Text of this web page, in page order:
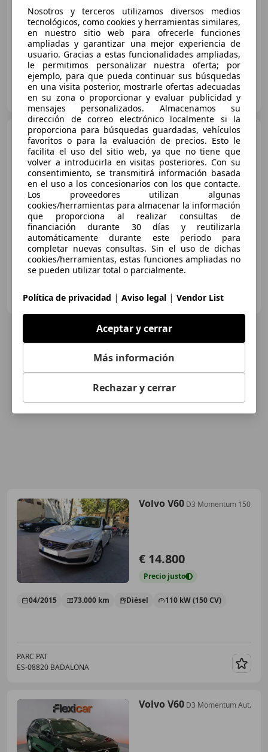
oferta
04/2024 1.770 km Diésel 140 kW (190 CV)
Particular
ES-29018 Málaga
Volvo V602.0T Momentum
Aut.
€ 8.499
Súper oferta
05/2012 166.700 km Gasolina 149 kW (203 CV)
ES-8520 LLERONA
Volvo V60 D3 Momentum 150
€ 14.800
Precio justo
04/2015 73.000 km Diésel 110 kW (150 CV)
PARC PAT
ES-08820 BADALONA
Volvo V60 D3 Momentum Aut.
Nosotros y terceros utilizamos diversos medios
tecnológicos, como cookies y herramientas similares,
en nuestro sitio web para ofrecerle funciones
ampliadas y garantizar una mejor experiencia de
usuario. Gracias a estas funcionalidades ampliadas,
le permitimos personalizar nuestra oferta; por
ejemplo, para que pueda continuar sus búsquedas
en una visita posterior, mostrarle ofertas adecuadas
en su zona o proporcionar y evaluar publicidad y
mensajes personalizados. Almacenamos su
dirección de correo electrónico localmente si la
proporciona para búsquedas guardadas, vehículos
favoritos o para la evaluación de precios. Esto le
facilita el uso del sitio web, ya que no tiene que
volver a introducirla en visitas posteriores. Con su
consentimiento, se transmitirá información basada
en el uso a los concesionarios con los que contacte.
Los proveedores utilizan algunas
cookies/herramientas para almacenar la información
que proporciona al realizar consultas de
financiación durante 30 días y reutilizarla
automáticamente durante este periodo para
completar nuevas consultas. Sin el uso de dichas
cookies/herramientas, estas funciones ampliadas no
se pueden utilizar total o parcialmente.
Política de privacidad | Aviso legal | Vendor List
Aceptar y cerrar
Más información
Rechazar y cerrar